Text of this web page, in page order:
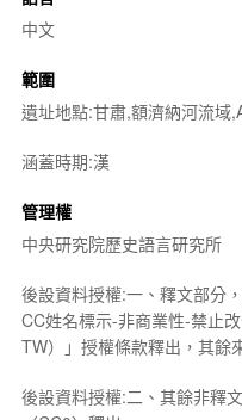
中文
範圍
遺址地點:甘肅,額濟納河流域
涵蓋時期:漢
管理權
中央研究院歷史語言研究所
後設資料授權:一、釋文部分
CC姓名標示-非商業性-禁止
TW）」授權條款釋出，其餘
後設資料授權:二、其餘非釋